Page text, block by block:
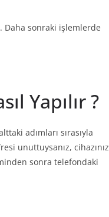
Daha sonraki işlemlerde
Yapılır ?
adımları sırasıyla
unuttuysanız, cihazınız
sonra telefondaki